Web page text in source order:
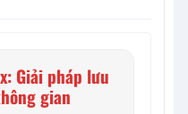
Giải pháp lưu
gian